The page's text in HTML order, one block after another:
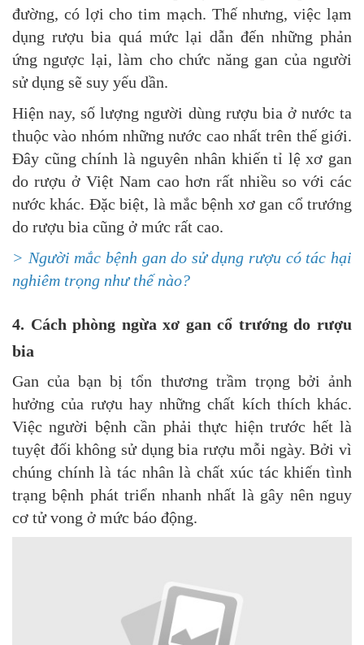
đường, có lợi cho tim mạch. Thế nhưng, việc lạm
dụng rượu bia quá mức lại dẫn đến những phản
ứng ngược lại, làm cho chức năng gan của người
sử dụng sẽ suy yếu dần.
Hiện nay, số lượng người dùng rượu bia ở nước ta
thuộc vào nhóm những nước cao nhất trên thế giới.
Đây cũng chính là nguyên nhân khiến tỉ lệ xơ gan
do rượu ở Việt Nam cao hơn rất nhiều so với các
nước khác. Đặc biệt, là mắc bệnh xơ gan cổ trướng
do rượu bia cũng ở mức rất cao.
> Người mắc bệnh gan do sử dụng rượu có tác hại
nghiêm trọng như thế nào?
4. Cách phòng ngừa xơ gan cổ trướng do rượu
bia
Gan của bạn bị tổn thương trầm trọng bởi ảnh
hưởng của rượu hay những chất kích thích khác.
Việc người bệnh cần phải thực hiện trước hết là
tuyệt đối không sử dụng bia rượu mỗi ngày. Bởi vì
chúng chính là tác nhân là chất xúc tác khiến tình
trạng bệnh phát triển nhanh nhất là gây nên nguy
cơ tử vong ở mức báo động.